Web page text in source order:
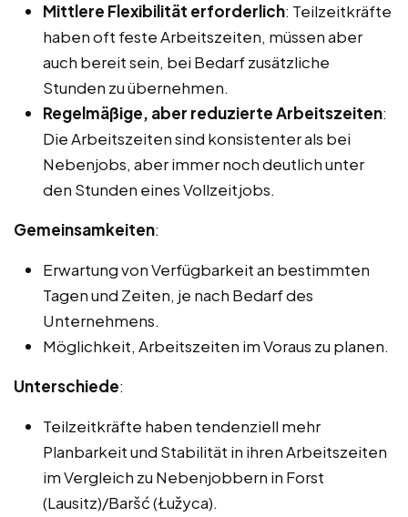
Mittlere Flexibilität erforderlich: Teilzeitkräfte
haben oft feste Arbeitszeiten, müssen aber
auch bereit sein, bei Bedarf zusätzliche
Stunden zu übernehmen.
Regelmäßige, aber reduzierte Arbeitszeiten:
Die Arbeitszeiten sind konsistenter als bei
Nebenjobs, aber immer noch deutlich unter
den Stunden eines Vollzeitjobs.
Gemeinsamkeiten:
Erwartung von Verfügbarkeit an bestimmten
Tagen und Zeiten, je nach Bedarf des
Unternehmens.
Möglichkeit, Arbeitszeiten im Voraus zu planen.
Unterschiede:
Teilzeitkräfte haben tendenziell mehr
Planbarkeit und Stabilität in ihren Arbeitszeiten
im Vergleich zu Nebenjobbern in Forst
(Lausitz)/Baršć (Łužyca).